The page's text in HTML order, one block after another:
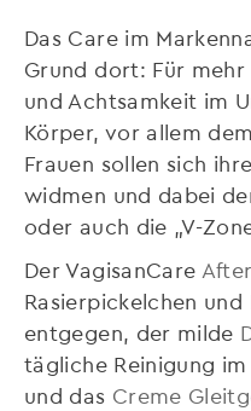
Das Care im
Grund dort: Für
und Achtsamkeit im
Körper, vor allem
Frauen sollen sich
widmen und dabei
oder auch die „V-
Der VagisanCare
Rasierpickelchen
entgegen, der milde
tägliche Reinigung
und das Creme